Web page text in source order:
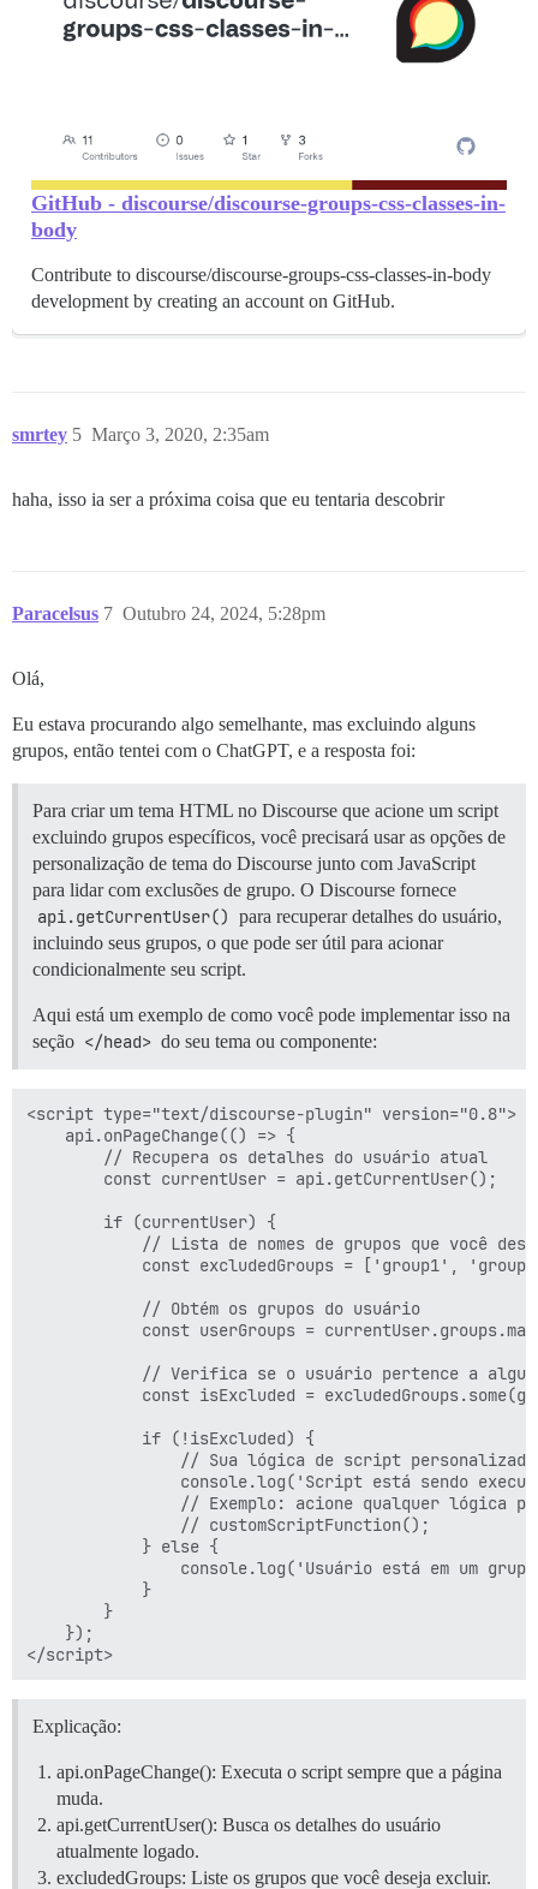
GitHub - discourse/discourse-groups-css-classes-in-
body
Contribute to discourse/discourse-groups-css-classes-in-body
development by creating an account on GitHub.
smrtey Março 3, 2020, 2:35am
5
haha, isso ia ser a próxima coisa que eu tentaria descobrir
Paracelsus Outubro 24, 2024, 5:28pm
7
Olá,
Eu estava procurando algo semelhante, mas excluindo alguns
grupos, então tentei com o ChatGPT, e a resposta foi:
Para criar um tema HTML no Discourse que acione um script
excluindo grupos específicos, você precisará usar as opções de
personalização de tema do Discourse junto com JavaScript
para lidar com exclusões de grupo. O Discourse fornece
api.getCurrentUser() para recuperar detalhes do usuário,
incluindo seus grupos, o que pode ser útil para acionar
condicionalmente seu script.
Aqui está um exemplo de como você pode implementar isso na
seção </head> do seu tema ou componente:
<script type="text/discourse-plugin" version="0.8">
    api.onPageChange(() => {
        // Recupera os detalhes do usuário atual
        const currentUser = api.getCurrentUser();
        if (currentUser) {
// Lista de nomes de grupos que você
const excludedGroups = ['group1',
            // Obtém os grupos do usuário
const userGroups =
// Verifica se o usuário pertence a
const isExcluded =
            if (!isExcluded) {
// Sua lógica de script
console.log('Script está sendo
// Exemplo: acione qualquer lógica
                // customScriptFunction();
            } else {
console.log('Usuário está em um
            }
        }
    });
Explicação:
api.onPageChange(): Executa o script sempre que a página
muda.
api.getCurrentUser(): Busca os detalhes do usuário
atualmente logado.
excludedGroups: Liste os grupos que você deseja excluir.